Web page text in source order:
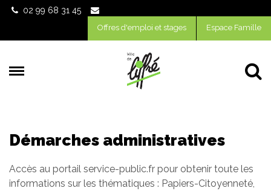
Gestion des traceurs
02 99 68 31 45
Offres d'emploi et stages Espace Famille
Démarches administratives
Accès au portail service-public.fr pour obtenir toute les
informations sur les thématiques : Papiers-Citoyenneté,